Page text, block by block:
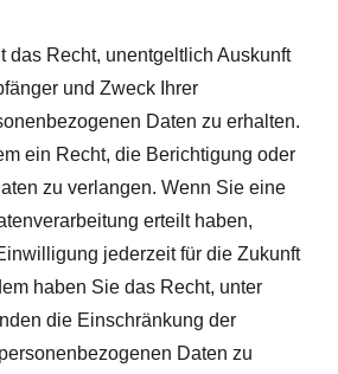
das Recht, unentgeltlich Auskunft
und Zweck Ihrer
Daten zu erhalten.
ein Recht, die Berichtigung oder
zu verlangen. Wenn Sie eine
erteilt haben,
jederzeit für die Zukunft
haben Sie das Recht, unter
die Einschränkung der
Daten zu